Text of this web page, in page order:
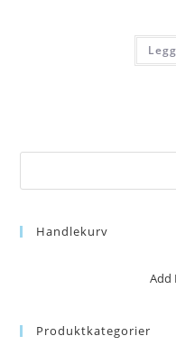
Handlekurv
No products in the cart.Add
Produktkategorier